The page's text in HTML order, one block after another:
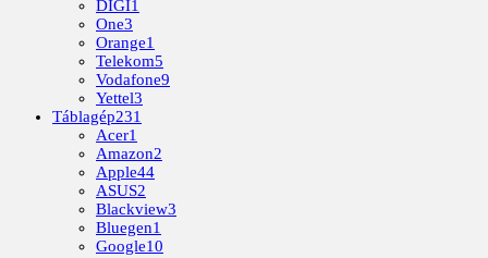
DIGI1
One3
Orange1
Telekom5
Vodafone9
Yettel3
Táblagép231
Acer1
Amazon2
Apple44
ASUS2
Blackview3
Bluegen1
Google10